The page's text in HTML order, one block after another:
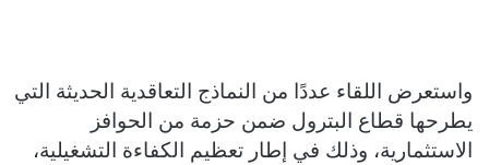
واستعرض اللقاء عددًا من النماذج التعاقدية الحديثة التي
يطرحها قطاع البترول ضمن حزمة من الحوافز
الاستثمارية، وذلك في إطار تعظيم الكفاءة التشغيلية،